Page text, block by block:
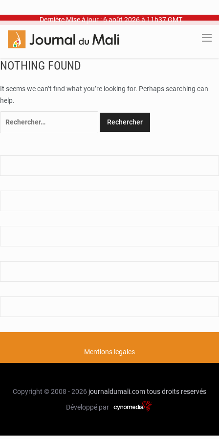
Dernière Mise à jour : 6 août 2026 à 11h37 GMT
NOTHING FOUND
It seems we can’t find what you’re looking for. Perhaps searching can
help.
Mentions legales
Copyright © 2008 - 2026 journaldumali.comtous droits reservés
Développé par